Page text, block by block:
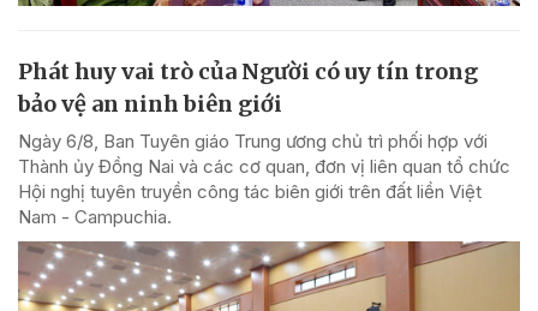
Phát huy vai trò của Người có uy tín trong
bảo vệ an ninh biên giới
Ngày 6/8, Ban Tuyên giáo Trung ương chủ trì phối hợp với
Thành ủy Đồng Nai và các cơ quan, đơn vị liên quan tổ chức
Hội nghị tuyên truyền công tác biên giới trên đất liền Việt
Nam - Campuchia.